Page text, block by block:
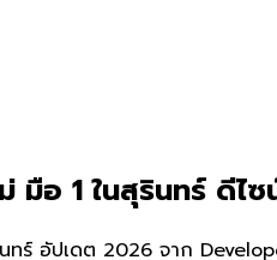
มือ 1 ในสุรินทร์ ดีไ
ทร์ อัปเดต 2026 จาก